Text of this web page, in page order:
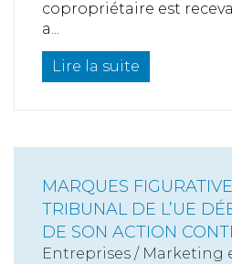
copropriétaire est
a...
Lire la suite
MARQUES
TRIBUNAL DE L’UE
DE SON ACTION
Entreprises / Marketing